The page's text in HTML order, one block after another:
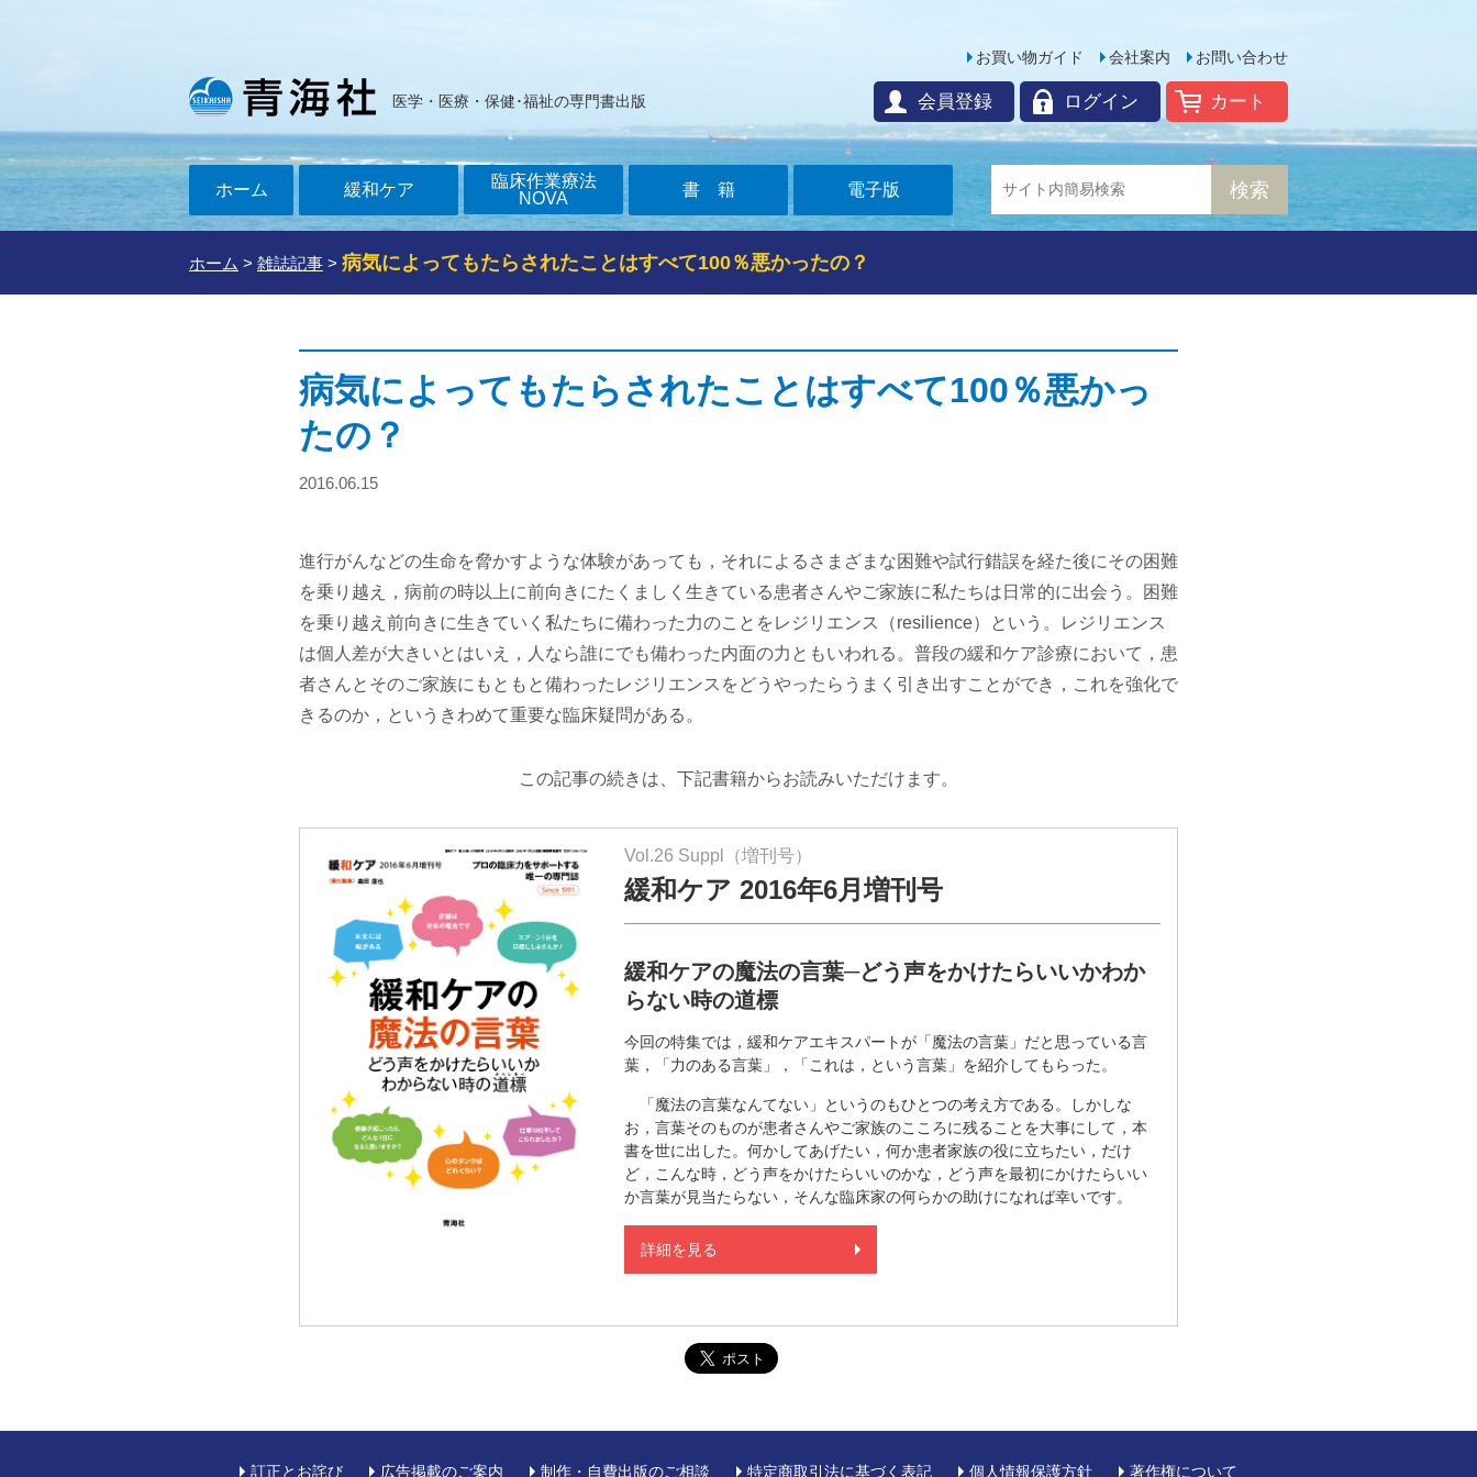
医学・医療・保健･福祉の専門書出版
お問い合わせ
会社案内
お買い物ガイド
カート
ログイン
会員登録
ホーム 緩和ケア
臨床作業療法
NOVA
書籍 電子版
ホーム > 雑誌記事 > 病気によってもたらされたことはすべて100％悪かったの？
病気によってもたらされたことはすべて100％悪かっ
たの？
2016.06.15
進行がんなどの生命を脅かすような体験があっても，それによるさまざまな困難や試行錯誤を経た後にその困難
を乗り越え，病前の時以上に前向きにたくましく生きている患者さんやご家族に私たちは日常的に出会う。困難
を乗り越え前向きに生きていく私たちに備わった力のことをレジリエンス（resilience）という。レジリエンス
は個人差が大きいとはいえ，人なら誰にでも備わった内面の力ともいわれる。普段の緩和ケア診療において，患
者さんとそのご家族にもともと備わったレジリエンスをどうやったらうまく引き出すことができ，これを強化で
きるのか，というきわめて重要な臨床疑問がある。
この記事の続きは、下記書籍からお読みいただけます。
Vol.26 Suppl（増刊号）
緩和ケア 2016年6月増刊号
緩和ケアの魔法の言葉─どう声をかけたらいいかわか
らない時の道標
今回の特集では，緩和ケアエキスパートが「魔法の言葉」だと思っている言
葉，「力のある言葉」，「これは，という言葉」を紹介してもらった。
「魔法の言葉なんてない」というのもひとつの考え方である。しかしな
お，言葉そのものが患者さんやご家族のこころに残ることを大事にして，本
書を世に出した。何かしてあげたい，何か患者家族の役に立ちたい，だけ
ど，こんな時，どう声をかけたらいいのかな，どう声を最初にかけたらいい
か言葉が見当たらない，そんな臨床家の何らかの助けになれば幸いです。
詳細を見る
訂正とお詫び 広告掲載のご案内 制作・自費出版のご相談 特定商取引法に基づく表記 個人情報保護方針 著作権について